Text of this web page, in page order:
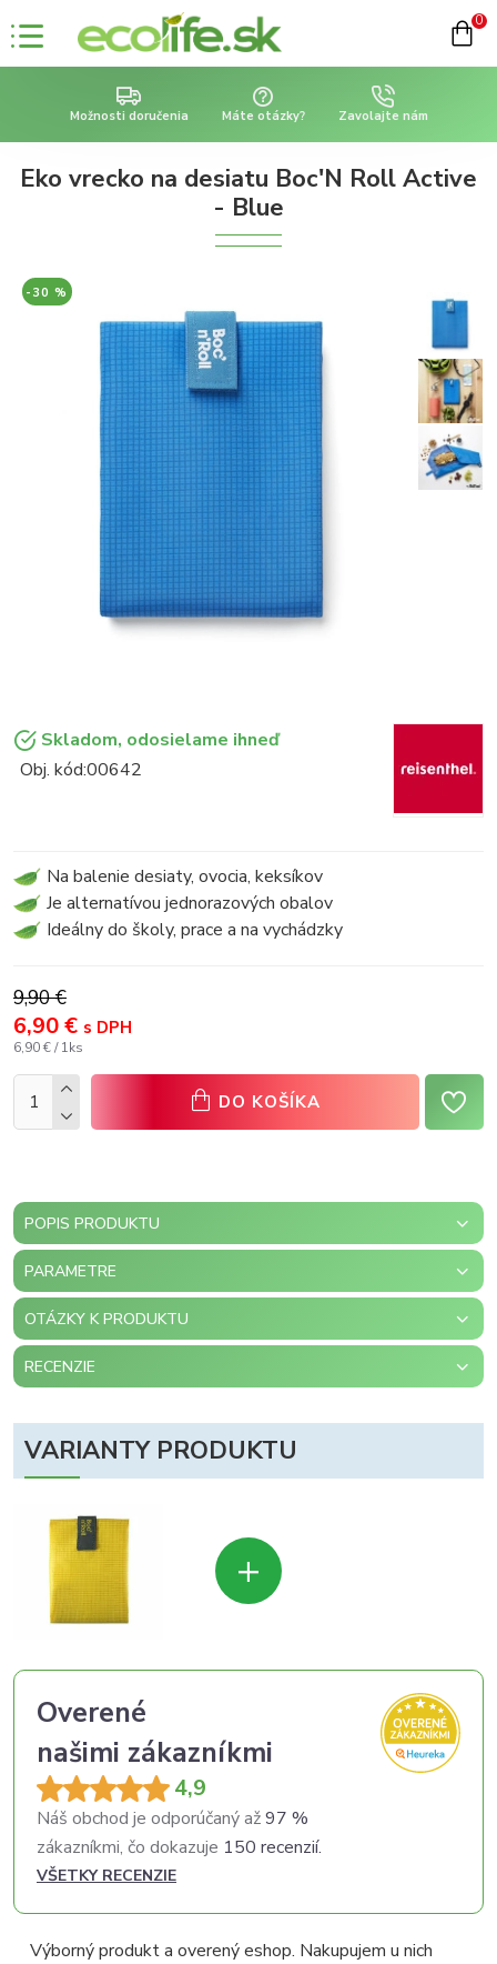
0
Možnosti doručenia Máte otázky? Zavolajte nám
Eko vrecko na desiatu Boc'N Roll Active
- Blue
-30 %
6,90 € s DPH
9,90 €
6,90 € / 1ks
Skladom, odosielame ihneď
Obj. kód:00642
Na balenie desiaty, ovocia, keksíkov
Je alternatívou jednorazových obalov
Ideálny do školy, prace a na vychádzky
DO KOŠÍKA
POPIS PRODUKTU
PARAMETRE
OTÁZKY K PRODUKTU
RECENZIE
VARIANTY PRODUKTU
+
Overené
našimi zákazníkmi
4,9
Náš obchod je odporúčaný až97 %
zákazníkmi, čo dokazuje 150 recenzií.
VŠETKY RECENZIE
Výborný produkt a overený eshop. Nakupujem u nich